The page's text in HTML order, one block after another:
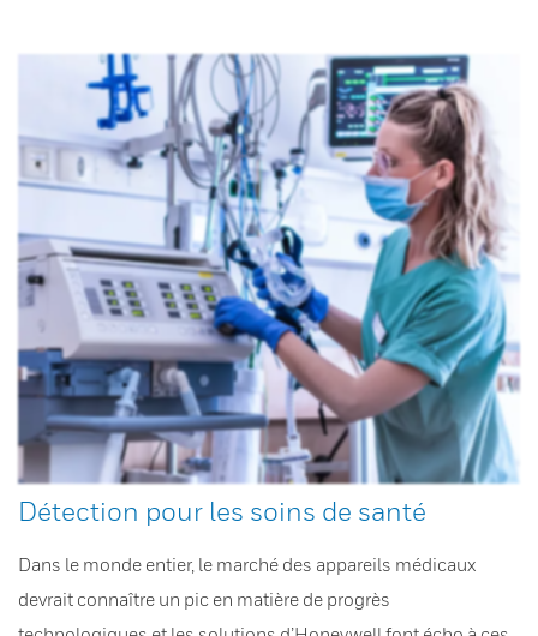
Détection pour les soins de santé
Dans le monde entier, le marché des appareils médicaux
devrait connaître un pic en matière de progrès